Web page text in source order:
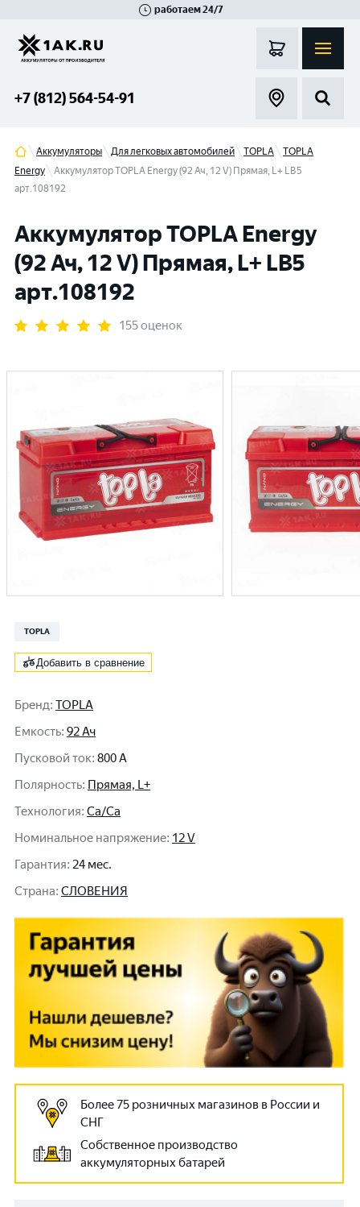
работаем 24/7
+7 (812) 564-54-91
Аккумуляторы Для легковых автомобилей TOPLA
TOPLA
Energy
Аккумулятор TOPLA Energy (92 Ач, 12 V) Прямая, L+ LB5
арт.108192
Аккумулятор TOPLA Energy
(92 Ач, 12 V) Прямая, L+ LB5
арт.108192
155 оценок
TOPLA
Добавить в сравнение
Бренд: TOPLA
Емкость: 92 Ач
Пусковой ток: 800 A
Полярность: Прямая, L+
Технология: Ca/Ca
Номинальное напряжение: 12 V
Гарантия: 24 мес.
Cтрана: СЛОВЕНИЯ
Более 75 розничных магазинов в России и
СНГ
Собственное производство
аккумуляторных батарей
Гатчина